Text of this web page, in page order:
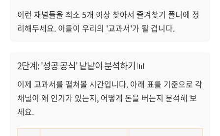
이런 채널들을 최소 5개 이상 찾아서 즐겨찾기 폴더에 정
리해두세요. 이들이 우리의 '교과서'가 될 겁니다.
2단계: '성공 공식' 낱낱이 분석하기 📊
이제 교과서를 펼쳐볼 시간입니다. 아래 표를 기준으로 각
채널이 왜 인기가 있는지, 어떻게 돈을 버는지 분석해 보
세요.